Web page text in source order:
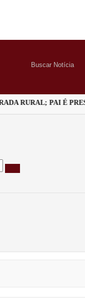
RURAL; PAI É PRESO